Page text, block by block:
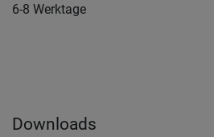
6-8 Werktage
Downloads